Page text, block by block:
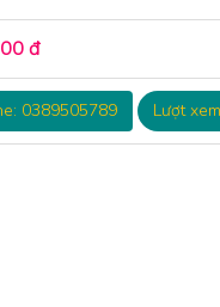
đ
0389505789 Lượt